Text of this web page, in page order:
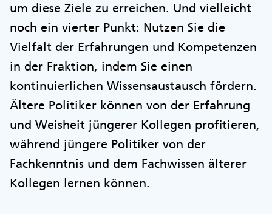
um diese Ziele zu erreichen. Und vielleicht
noch ein vierter Punkt: Nutzen Sie die
Vielfalt der Erfahrungen und Kompetenzen
in der Fraktion, indem Sie einen
kontinuierlichen Wissensaustausch fördern.
Ältere Politiker können von der Erfahrung
und Weisheit jüngerer Kollegen profitieren,
während jüngere Politiker von der
Fachkenntnis und dem Fachwissen älterer
Kollegen lernen können.